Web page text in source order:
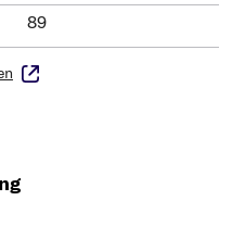
89